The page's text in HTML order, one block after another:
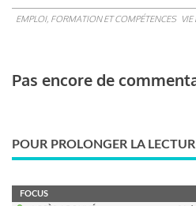
EMPLOI, FORMATION ET COMPÉTENCES
Pas encore de
POUR PROLONGER LA
FOCUS